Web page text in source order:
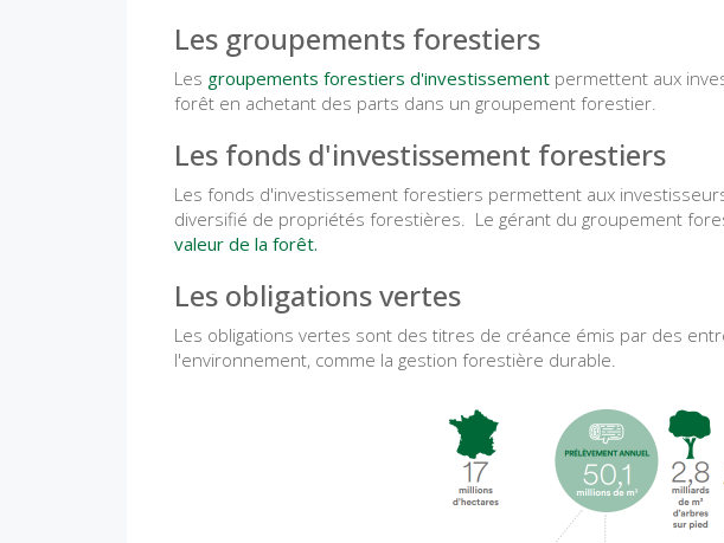
Les groupements forestiers
Les groupements forestiers d'investissement permettent aux
forêt en achetant des parts dans un groupement forestier.
Les fonds d'investissement forestiers
Les fonds d'investissement forestiers permettent aux
diversifié de propriétés forestières. Le gérant du groupement
valeur de la forêt.
Les obligations vertes
Les obligations vertes sont des titres de créance émis par des
l'environnement, comme la gestion forestière durable.